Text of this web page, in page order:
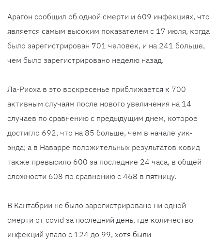
Арагон сообщил об одной смерти и 609 инфекциях, что
является самым высоким показателем с 17 июля, когда
было зарегистрирован 701 человек, и на 241 больше,
чем было зарегистрировано неделю назад.
Ла-Риоха в это воскресенье приближается к 700
активным случаям после нового увеличения на 14
случаев по сравнению с предыдущим днем, которое
достигло 692, что на 85 больше, чем в начале уик-
энда; а в Наварре положительных результатов ковид
также превысило 600 за последние 24 часа, в общей
сложности 608 по сравнению с 468 в пятницу.
В Кантабрии не было зарегистрировано ни одной
смерти от covid за последний день, где количество
инфекций упало с 124 до 99, хотя были